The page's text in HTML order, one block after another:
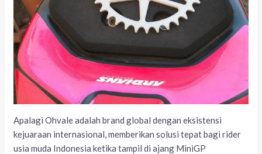
Apalagi Ohvale adalah brand global dengan eksistensi
kejuaraan internasional, memberikan solusi tepat bagi rider
usia muda Indonesia ketika tampil di ajang MiniGP